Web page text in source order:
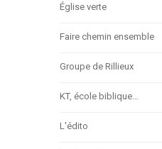
Église verte
Faire chemin ensemble
Groupe de Rillieux
KT, école biblique…
L'édito